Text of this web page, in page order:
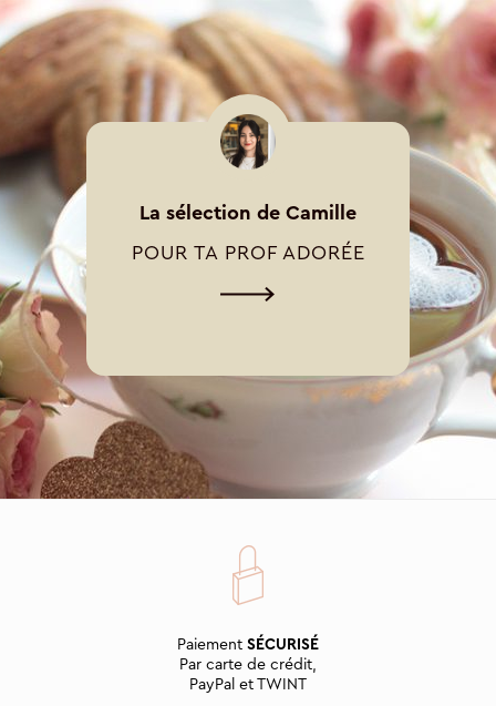
La sélection de Camille
POUR TA PROF ADORÉE
Paiement SÉCURISÉ
Par carte de crédit,
PayPal et TWINT